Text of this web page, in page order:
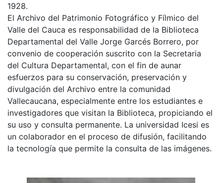
1928.
El Archivo del Patrimonio Fotográfico y Fílmico del
Valle del Cauca es responsabilidad de la Biblioteca
Departamental del Valle Jorge Garcés Borrero, por
convenio de cooperación suscrito con la Secretaria
del Cultura Departamental, con el fin de aunar
esfuerzos para su conservación, preservación y
divulgación del Archivo entre la comunidad
Vallecaucana, especialmente entre los estudiantes e
investigadores que visitan la Biblioteca, propiciando el
su uso y consulta permanente. La universidad Icesi es
un colaborador en el proceso de difusión, facilitando
la tecnología que permite la consulta de las imágenes.